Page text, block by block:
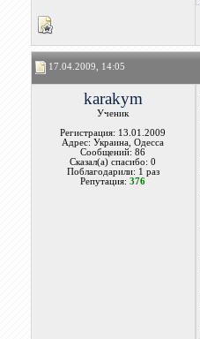
17.04.2009, 14:05
karakym
Ученик
Регистрация: 13.01.2009
Адрес: Украина, Одесса
Сообщений: 86
Сказал(а) спасибо: 0
Поблагодарили: 1 раз
Репутация:376